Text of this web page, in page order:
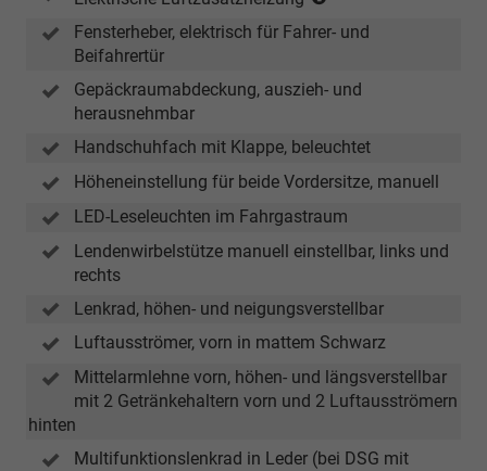
Verbindung
TDI)
Fensterheber, elektrisch für Fahrer- und
Beifahrertür
Gepäckraumabdeckung, auszieh- und
herausnehmbar
Handschuhfach mit Klappe, beleuchtet
Höheneinstellung für beide Vordersitze, manuell
LED-Leseleuchten im Fahrgastraum
Lendenwirbelstütze manuell einstellbar, links und
rechts
Lenkrad, höhen- und neigungsverstellbar
Luftausströmer, vorn in mattem Schwarz
Mittelarmlehne vorn, höhen- und längsverstellbar
mit 2 Getränkehaltern vorn und 2 Luftausströmern
hinten
Multifunktionslenkrad in Leder (bei DSG mit